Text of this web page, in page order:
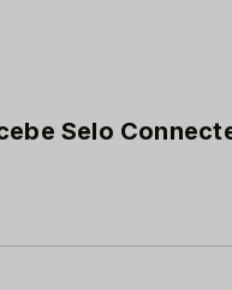
Selo